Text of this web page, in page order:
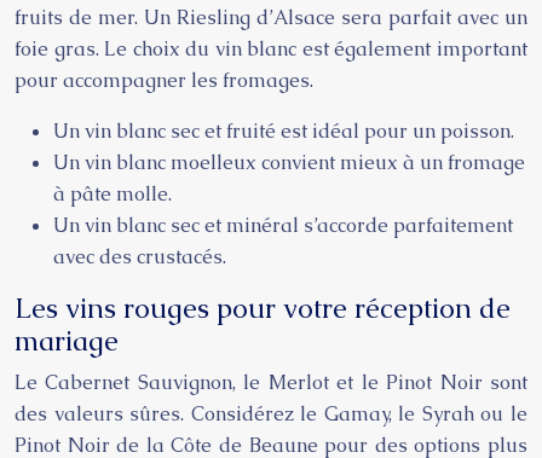
fruits de mer. Un Riesling d’Alsace sera parfait avec un
foie gras. Le choix du vin blanc est également important
pour accompagner les fromages.
Un vin blanc sec et fruité est idéal pour un poisson.
Un vin blanc moelleux convient mieux à un fromage
à pâte molle.
Un vin blanc sec et minéral s’accorde parfaitement
avec des crustacés.
Les vins rouges pour votre réception de
mariage
Le Cabernet Sauvignon, le Merlot et le Pinot Noir sont
des valeurs sûres. Considérez le Gamay, le Syrah ou le
Pinot Noir de la Côte de Beaune pour des options plus